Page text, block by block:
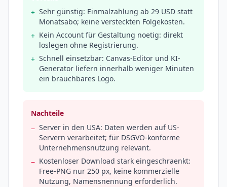
+ Sehr günstig: Einmalzahlung ab 29 USD statt
Monatsabo; keine versteckten Folgekosten.
+ Kein Account für Gestaltung noetig: direkt
loslegen ohne Registrierung.
+ Schnell einsetzbar: Canvas-Editor und KI-
Generator liefern innerhalb weniger Minuten
ein brauchbares Logo.
Nachteile
− Server in den USA: Daten werden auf US-
Servern verarbeitet; für DSGVO-konforme
Unternehmensnutzung relevant.
− Kostenloser Download stark eingeschraenkt:
Free-PNG nur 250 px, keine kommerzielle
Nutzung, Namensnennung erforderlich.